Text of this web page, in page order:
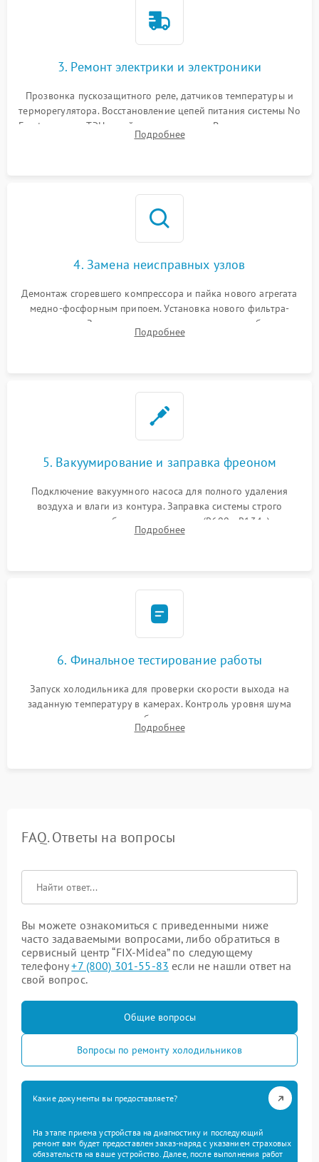
3. Ремонт электрики и электроники
Прозвонка пускозащитного реле, датчиков температуры и
терморегулятора. Восстановление цепей питания системы No
Frost, включая ТЭН оттайки и вентилятор. Ремонт или замена
платы управления при сбоях алгоритмов.
Подробнее
4. Замена неисправных узлов
Демонтаж сгоревшего компрессора и пайка нового агрегата
медно-фосфорным припоем. Установка нового фильтра-
осушителя. Замена изношенных вентиляторов обдува,
сломанных заслонок или поврежденных дверных петель.
Подробнее
5. Вакуумирование и заправка фреоном
Подключение вакуумного насоса для полного удаления
воздуха и влаги из контура. Заправка системы строго
дозированным объемом хладагента (R600a, R134a) по
электронным весам. Контроль рабочего давления в системе.
Подробнее
6. Финальное тестирование работы
Запуск холодильника для проверки скорости выхода на
заданную температуру в камерах. Контроль уровня шума
компрессора, отсутствия обмерзания стенок и корректного
срабатывания системы автоматической оттайки.
Подробнее
FAQ. Ответы на вопросы
Вы можете ознакомиться с приведенными ниже
часто задаваемыми вопросами, либо обратиться в
сервисный центр “FIX-Midea” по следующему
телефону+7 (800) 301-55-83 если не нашли ответ на
свой вопрос.
Общие вопросы
Вопросы по ремонту холодильников
Какие документы вы предоставляете?
На этапе приема устройства на диагностику и последующий
ремонт вам будет предоставлен заказ-наряд с указанием страховых
обязательств на ваше устройство. Далее, после выполнения работ